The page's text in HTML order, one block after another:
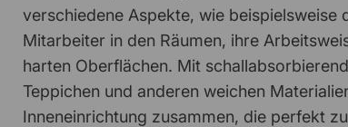
verschiedene Aspekte, wie beispielsweise
Mitarbeiter in den Räumen, ihre
harten Oberflächen. Mit
Teppichen und anderen weichen
Inneneinrichtung zusammen, die perfekt